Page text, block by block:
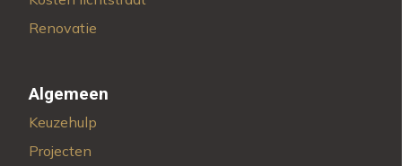
Renovatie
Algemeen
Keuzehulp
Projecten